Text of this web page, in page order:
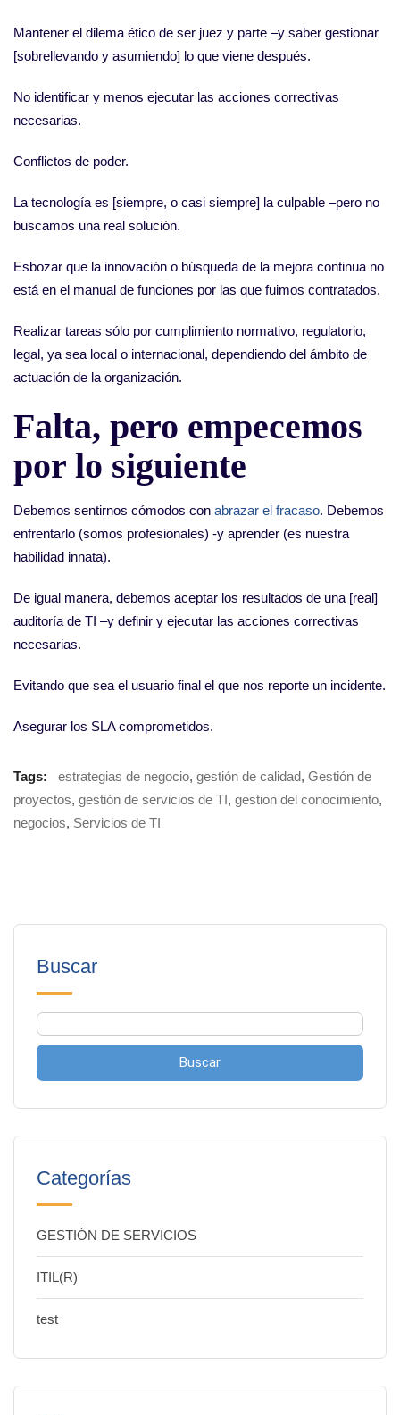
Mantener el dilema ético de ser juez y parte –y saber gestionar
[sobrellevando y asumiendo] lo que viene después.
No identificar y menos ejecutar las acciones correctivas
necesarias.
Conflictos de poder.
La tecnología es [siempre, o casi siempre] la culpable –pero no
buscamos una real solución.
Esbozar que la innovación o búsqueda de la mejora continua no
está en el manual de funciones por las que fuimos contratados.
Realizar tareas sólo por cumplimiento normativo, regulatorio,
legal, ya sea local o internacional, dependiendo del ámbito de
actuación de la organización.
Falta, pero empecemos
por lo siguiente
Debemos sentirnos cómodos con abrazar el fracaso. Debemos
enfrentarlo (somos profesionales) -y aprender (es nuestra
habilidad innata).
De igual manera, debemos aceptar los resultados de una [real]
auditoría de TI –y definir y ejecutar las acciones correctivas
necesarias.
Evitando que sea el usuario final el que nos reporte un incidente.
Asegurar los SLA comprometidos.
Tags: estrategias de negocio, gestión de calidad, Gestión de
proyectos, gestión de servicios de TI, gestion del conocimiento,
negocios, Servicios de TI
Buscar
Buscar
Categorías
GESTIÓN DE SERVICIOS
ITIL(R)
test